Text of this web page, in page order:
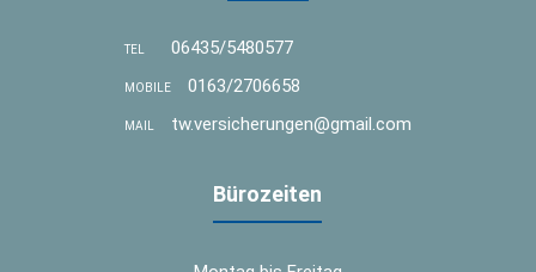
TEL 06435/5480577
MOBILE 0163/2706658
MAIL tw.versicherungen@gmail.com
Bürozeiten